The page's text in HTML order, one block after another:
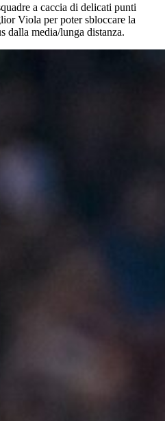
a caccia di delicati punti
Viola per poter sbloccare la
dalla media/lunga distanza.